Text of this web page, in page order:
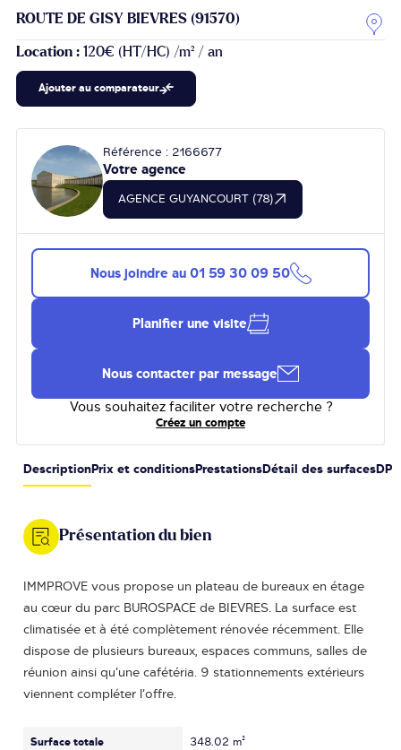
ROUTE DE GISY BIEVRES (91570)
Location : 120€ (HT/HC) /m² / an
Ajouter au comparateur
Référence : 2166677
Votre agence
AGENCE GUYANCOURT (78)
Nous joindre au 01 59 30 09 50
Planifier une visite
Nous contacter par message
Vous souhaitez faciliter votre recherche ?
Créez un compte
Description Prix et conditions Prestations Détail des surfaces DPE
Présentation du bien
IMMPROVE vous propose un plateau de bureaux en étage
au cœur du parc BUROSPACE de BIEVRES. La surface est
climatisée et à été complètement rénovée récemment. Elle
dispose de plusieurs bureaux, espaces communs, salles de
réunion ainsi qu’une cafétéria. 9 stationnements extérieurs
viennent compléter l’offre.
Surface totale 348.02 m²